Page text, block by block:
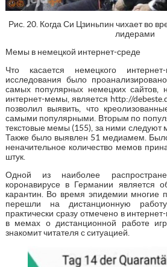
Рис. 20. Когда Си Цзиньпин чихает во
лидерами
Мемы в немецкой интернет-среде
Что касается немецкого
исследования было
самых популярных немецких сайтов,
интернет-мемы, является http://
позволил выявить, что
самыми популярными. Вторым по
текстовые мемы (155), за ними следуют
Также было выявлен 51 медиамем.
неначительное количество мемов
штук.
Одной из наиболее
коронавирусе в Германии является
карантин. Во время эпидемии многие
перешли на дистанционную
практически сразу отмечено в
в мемах о дистанционной работе
знакомит читателя с ситуацией.